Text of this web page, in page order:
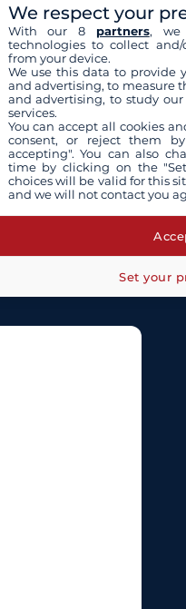
We respect your
With our 8 partners, we
technologies to collect
from your device.
We use this data to provide
and advertising, to measure
and advertising, to study
services.
You can accept all cookies
consent, or reject them
accepting". You can also
time by clicking on the
choices will be valid for this
and we will not contact you
Set your